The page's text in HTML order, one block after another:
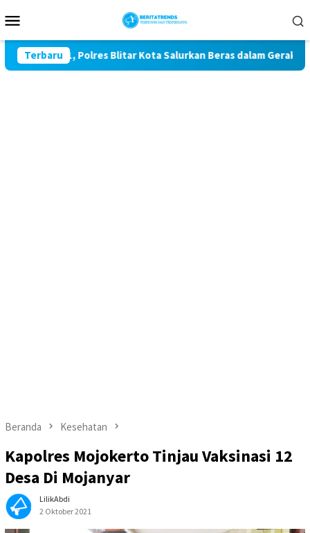
ke
Mobile
Terbaru
ke-81, Polres Blitar Kota Salurkan Beras dalam Gerakan
Beranda Kesehatan
Kapolres Mojokerto Tinjau Vaksinasi 12
Desa Di Mojanyar
LilikAbdi
2 Oktober 2021